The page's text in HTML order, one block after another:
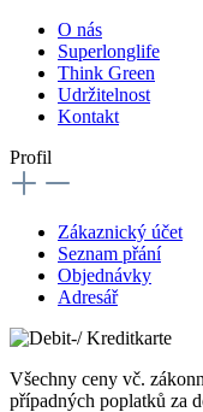
O nás
Superlonglife
Think Green
Udržitelnost
Kontakt
Profil
Zákaznický účet
Seznam přání
Objednávky
Adresář
Všechny ceny vč.
případných poplatků za